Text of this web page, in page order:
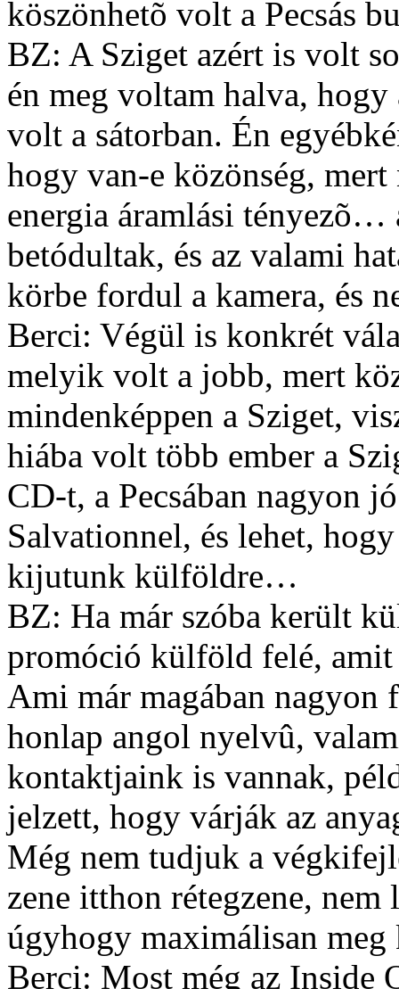
köszönhetõ volt a Pecsás
BZ: A Sziget azért is volt
én meg voltam halva,
volt a sátorban. Én
hogy van-e közönség,
energia áramlási tényezõ…
betódultak, és az valami
körbe fordul a kamera, és
Berci: Végül is konkrét
melyik volt a jobb, mert
mindenképpen a Sziget,
hiába volt több ember a
CD-t, a Pecsában nagyon
Salvationnel, és lehet,
kijutunk külföldre…
BZ: Ha már szóba került
promóció külföld felé, amit
Ami már magában nagyon
honlap angol nyelvû,
kontaktjaink is vannak,
jelzett, hogy várják az
Még nem tudjuk a
zene itthon rétegzene,
úgyhogy maximálisan
Berci: Most még az Inside